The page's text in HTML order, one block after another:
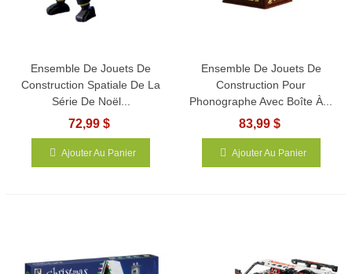
Ensemble De Jouets De
Construction Spatiale De La
Série De Noël...
72,99 $
Ajouter Au Panier
Ensemble De Jouets De
Construction Pour
Phonographe Avec Boîte À...
83,99 $
Ajouter Au Panier